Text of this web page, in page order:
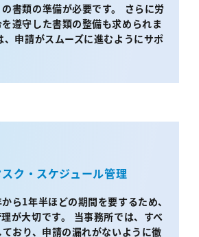
書類の準備が必要です。 さらに労
遵守した書類の整備も求められま
、申請がスムーズに進むようにサポ
ク・スケジュール管理
ら1年半ほどの期間を要するため、
が大切です。 当事務所では、すべ
おり、申請の漏れがないように徹